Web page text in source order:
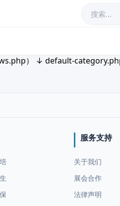
） ↓ default-
服务支持
关于我们
展会合作
法律声明